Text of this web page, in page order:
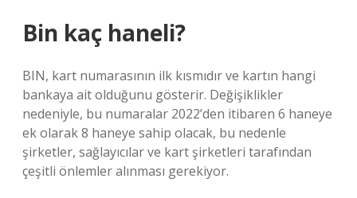
Bin kaç haneli?
BIN, kart numarasının ilk kısmıdır ve kartın hangi
bankaya ait olduğunu gösterir. Değişiklikler
nedeniyle, bu numaralar 2022’den itibaren 6 haneye
ek olarak 8 haneye sahip olacak, bu nedenle
şirketler, sağlayıcılar ve kart şirketleri tarafından
çeşitli önlemler alınması gerekiyor.